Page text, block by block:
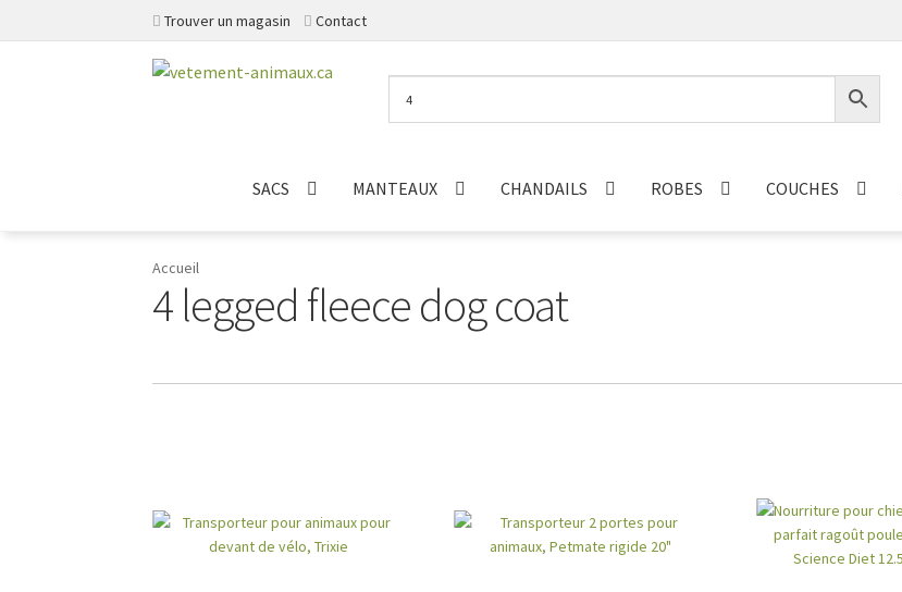
Trouver un magasin Contact
Aller
Aller
SACS MANTEAUX CHANDAILS ROBES COUCHES
Accueil
4 legged fleece dog coat